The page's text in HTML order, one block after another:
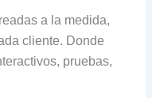
a la medida,
cliente. Donde
pruebas,